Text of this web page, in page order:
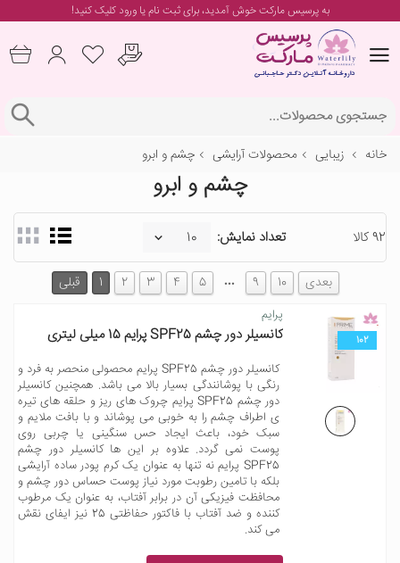
به پرسیس مارکت خوش آمدید، برایثبت نام یا ورودکلیک کنید!
خانه زیبایی محصولات آرایشی چشم و ابرو
چشم و ابرو
92 کالا تعداد نمایش:
قبلی 1 2 3 4 5 … 9 10 بعدی
102
پرایم
کانسیلر دور چشم SPF25 پرایم 15 میلی لیتری
کانسیلر دور چشم SPF25 پرایم محصولی منحصر به فرد و
رنگی با پوشانندگی بسیار بالا می باشد. همچنین کانسیلر
دور چشم SPF25 پرایم چروک های ریز و حلقه های تیره
ی اطراف چشم را به خوبی می پوشاند و با بافت ملایم و
سبک خود، باعث ایجاد حس سنگینی یا چربی روی
پوست نمی گردد. علاوه بر این ها کانسیلر دور چشم
SPF25 پرایم نه تنها به عنوان یک کرم پودر ساده آرایشی
بلکه با تامین رطوبت مورد نیاز پوست حساس دور چشم و
محافظت فیزیکی آن در برابر آفتاب، به عنوان یک مرطوب
کننده و ضد آفتاب با فاکتور حفاظتی 25 نیز ایفای نقش
می کند.